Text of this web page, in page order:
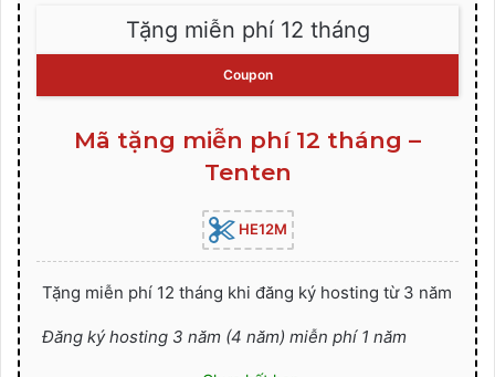
Tặng miễn phí 12 tháng
Coupon
Mã tặng miễn phí 12 tháng –
Tenten
HE12M
Tặng miễn phí 12 tháng khi đăng ký hosting từ 3 năm
Đăng ký hosting 3 năm (4 năm) miễn phí 1 năm